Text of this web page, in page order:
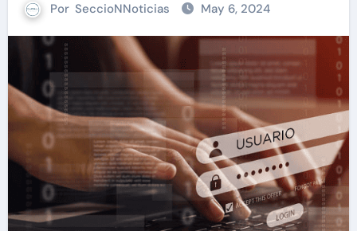
Por SeccioNNoticias May 6, 2024